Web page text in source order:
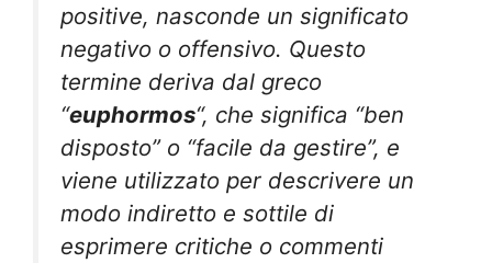
positive, nasconde un significato
negativo o offensivo. Questo
termine deriva dal greco
“euphormos“, che significa “ben
disposto” o “facile da gestire”, e
viene utilizzato per descrivere un
modo indiretto e sottile di
esprimere critiche o commenti